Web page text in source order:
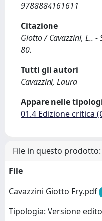
9788884161611
Citazione
Giotto / Cavazzini, L.. -
80.
Tutti gli autori
Cavazzini, Laura
Appare nelle
01.4 Edizione critica
File in questo prodotto:
File
Cavazzini Giotto Fry.pdf
Tipologia: Versione